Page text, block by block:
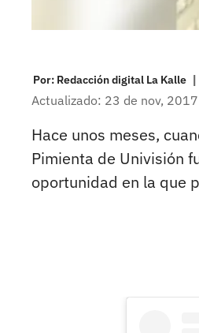
Por: Redacción digital La Kalle |
Actualizado: 23 de nov, 2017
Hace unos meses,
Pimienta de Univisión
oportunidad en la que